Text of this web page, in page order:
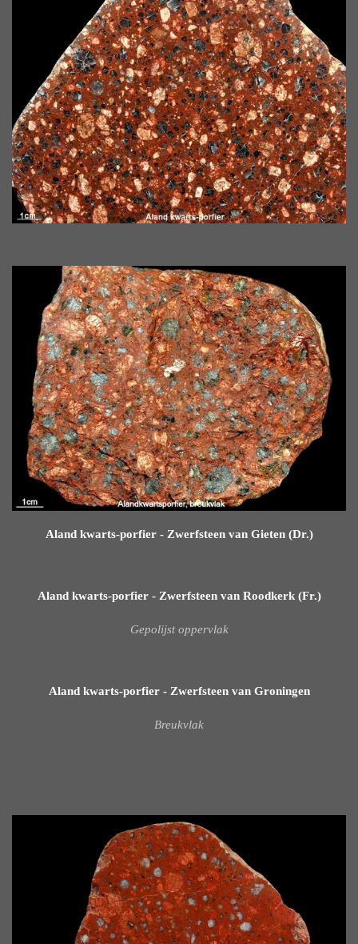
Aland kwarts-porfier - Zwerfsteen van Gieten (Dr.)
Aland kwarts-porfier - Zwerfsteen van Roodkerk (Fr.)
Gepolijst oppervlak
Aland kwarts-porfier - Zwerfsteen van Groningen
Breukvlak